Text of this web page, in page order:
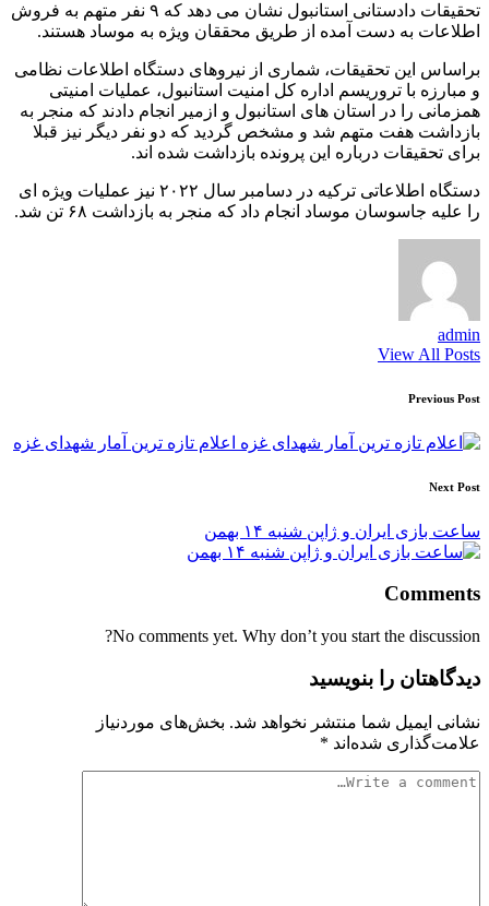
تحقیقات دادستانی استانبول نشان می دهد که ۹ نفر متهم به فروش
اطلاعات به دست آمده از طریق محققان ویژه به موساد هستند.
براساس این تحقیقات، شماری از نیروهای دستگاه اطلاعات نظامی
و مبارزه با تروریسم اداره کل امنیت استانبول، عملیات امنیتی
همزمانی را در استان های استانبول و ازمیر انجام دادند که منجر به
بازداشت هفت متهم شد و مشخص گردید که دو نفر دیگر نیز قبلا
برای تحقیقات درباره این پرونده بازداشت شده اند.
دستگاه اطلاعاتی ترکیه در دسامبر سال ۲۰۲۲ نیز عملیات ویژه ای
را علیه جاسوسان موساد انجام داد که منجر به بازداشت ۶۸ تن شد.
admin
View All Posts
Post
navigation
Previous Post
اعلام تازه ترین آمار شهدای غزه
Next Post
ساعت بازی ایران و ژاپن شنبه ۱۴ بهمن
Comments
No comments yet. Why don’t you start the discussion?
دیدگاهتان را بنویسید
نشانی ایمیل شما منتشر نخواهد شد. بخش‌های موردنیاز
علامت‌گذاری شده‌اند *